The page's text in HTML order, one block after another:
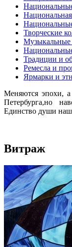
Творческие
Музыкальные
Традиции и
Ремесла и
Ярмарки и
Меняются эпохи,
Петербурга,но
Единство души
Витраж